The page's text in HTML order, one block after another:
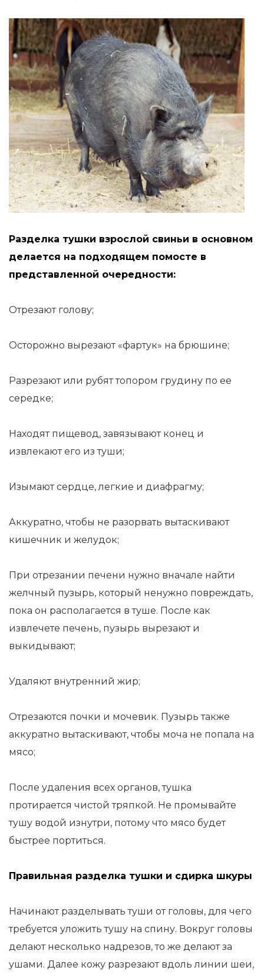
Разделка тушки взрослой свиньи в основном
делается на подходящем помосте в
представленной очередности:
Отрезают голову;
Осторожно вырезают «фартук» на брюшине;
Разрезают или рубят топором грудину по ее
середке;
Находят пищевод, завязывают конец и
извлекают его из туши;
Изымают сердце, легкие и диафрагму;
Аккуратно, чтобы не разорвать вытаскивают
кишечник и желудок;
При отрезании печени нужно вначале найти
желчный пузырь, который ненужно повреждать,
пока он располагается в туше. После как
извлечете печень, пузырь вырезают и
выкидывают;
Удаляют внутренний жир;
Отрезаются почки и мочевик. Пузырь также
аккуратно вытаскивают, чтобы моча не попала на
мясо;
После удаления всех органов, тушка
протирается чистой тряпкой. Не промывайте
тушу водой изнутри, потому что мясо будет
быстрее портиться.
Правильная разделка тушки и сдирка шкуры
Начинают разделывать туши от головы, для чего
требуется уложить тушу на спину. Вокруг головы
делают несколько надрезов, то же делают за
ушами. Далее кожу разрезают вдоль линии шеи,